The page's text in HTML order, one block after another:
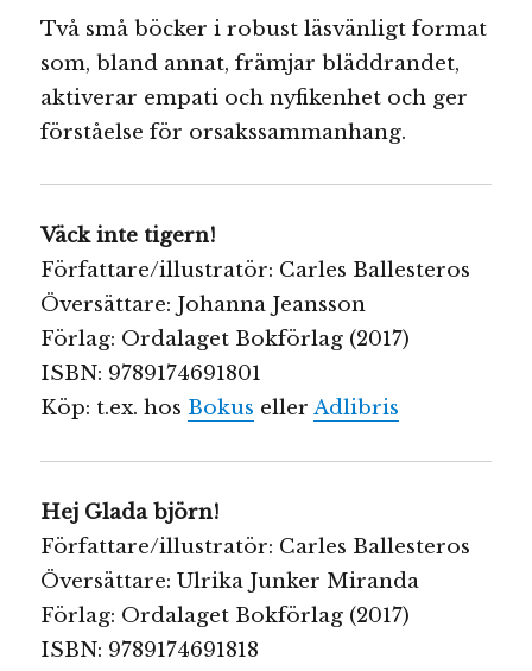
Två små böcker i robust läsvänligt format
som, bland annat, främjar bläddrandet,
aktiverar empati och nyfikenhet och ger
förståelse för orsakssammanhang.
Väck inte tigern!
Författare/illustratör: Carles Ballesteros
Översättare: Johanna Jeansson
Förlag: Ordalaget Bokförlag (2017)
ISBN: 9789174691801
Köp: t.ex. hos Bokus ellerAdlibris
Hej Glada björn!
Författare/illustratör: Carles Ballesteros
Översättare: Ulrika Junker Miranda
Förlag: Ordalaget Bokförlag (2017)
ISBN: 9789174691818